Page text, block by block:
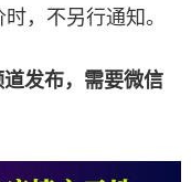
，不另行通知。
发布，需要微信